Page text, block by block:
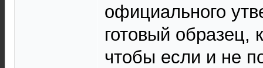
официального
готовый образец,
чтобы если и не